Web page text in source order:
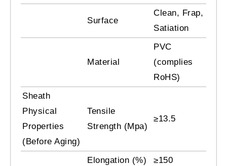
Surface
Clean, Frap,
Satiation
Material
PVC
(complies
RoHS)
Sheath
Physical
Properties
(Before Aging)
Tensile
Strength (Mpa)
≥13.5
Elongation (%)
≥150